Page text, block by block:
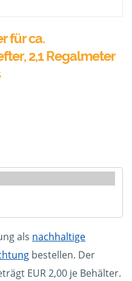
für ca.
2,1 Regalmeter
als nachhaltige
bestellen. Der
EUR 2,00 je Behälter.